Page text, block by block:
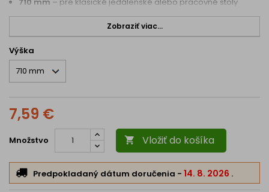
820 mm– pre vyššie pracovné plochy alebo konzoly
1100 mm– ideálna pre barové alebo vysoké pulty
⭐Vlastnosti:
✅ Priemer nohy:
✅Výškové nastavenie (rektifikácia):
✅Horný úchyt:
pomocou skrutky k nohe)
✅Skrutky na uchytenie stolovej dosky nie sú súčasťou
📣Chcete stôl na mieru?
Zobraziť viac...
Výška
7,59 €
Množstvo  Vložiť do košíka
Predpokladaný dátum doručenia - 14. 8. 2026 .